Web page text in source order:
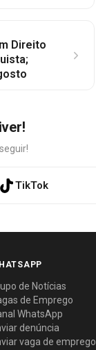
Direito
TikTok
de Notícias
de Emprego
WhatsApp
denúncia
vaga de emprego